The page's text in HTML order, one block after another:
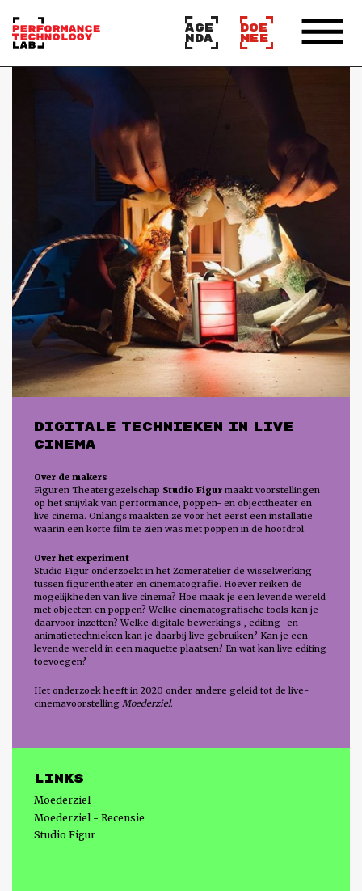
AGE
NDA
DOE
MEE
DIGITALE TECHNIEKEN IN LIVE
CINEMA
Over de makers
Figuren Theatergezelschap Studio Figur maakt voorstellingen
op het snijvlak van performance, poppen- en objecttheater en
live cinema. Onlangs maakten ze voor het eerst een installatie
waarin een korte film te zien was met poppen in de hoofdrol.
Over het experiment
Studio Figur onderzoekt in het Zomeratelier de wisselwerking
tussen figurentheater en cinematografie. Hoever reiken de
mogelijkheden van live cinema? Hoe maak je een levende wereld
met objecten en poppen? Welke cinematografische tools kan je
daarvoor inzetten? Welke digitale bewerkings-, editing- en
animatietechnieken kan je daarbij live gebruiken? Kan je een
levende wereld in een maquette plaatsen? En wat kan live editing
toevoegen?
Het onderzoek heeft in 2020 onder andere geleid tot de live-
cinemavoorstellingMoederziel.
Links
Moederziel
Moederziel - Recensie
Studio Figur